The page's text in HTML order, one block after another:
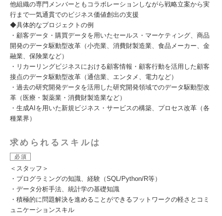
他組織の専門メンバーともコラボレーションしながら戦略立案から実
行まで一気通貫でのビジネス価値創出の支援
◆具体的なプロジェクトの例
・顧客データ・購買データを用いたセールス・マーケティング、商品
開発のデータ駆動型改革（小売業、消費財製造業、食品メーカー、金
融業、保険業など）
・リカーリングビジネスにおける顧客情報・顧客行動を活用した顧客
接点のデータ駆動型改革（通信業、エンタメ、電力など）
・過去の研究開発データを活用した研究開発領域でのデータ駆動型改
革（医療・製薬業・消費財製造業など）
・生成AIを用いた新規ビジネス・サービスの構築、プロセス改革（各
種業界）
求められるスキルは
必須
＜スタッフ＞
・プログラミングの知識、経験（SQL/Python/R等）
・データ分析手法、統計学の基礎知識
・積極的に問題解決を進めることができるフットワークの軽さとコミ
ュニケーションスキル